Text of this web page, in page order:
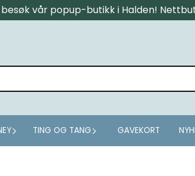
vår popup-butikk i Halden!
TING OG TANG GAVEKORT